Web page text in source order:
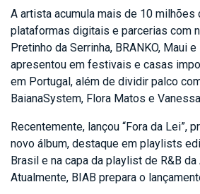
A artista acumula mais de 10 milhões
plataformas digitais e parcerias com
Pretinho da Serrinha, BRANKO, Maui
apresentou em festivais e casas
em Portugal, além de dividir palco
BaianaSystem, Flora Matos e
Recentemente, lançou “Fora da Lei”,
novo álbum, destaque em playlists
Brasil e na capa da playlist de R&B
Atualmente, BIAB prepara o